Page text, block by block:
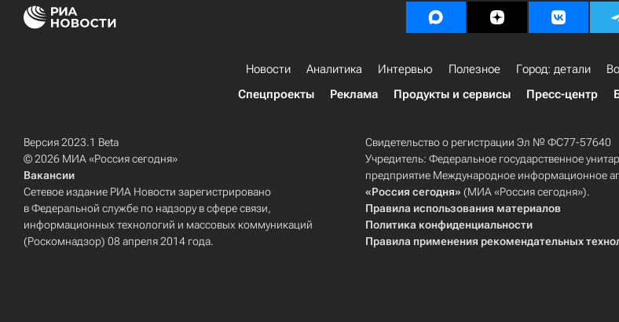
Новости Аналитика Интервью Полезное Город: детали
Спецпроекты
Реклама Продукты и сервисы Пресс-центр
Версия 2023.1 Beta
© 2026 МИА «Россия сегодня»
Вакансии
Сетевое издание РИА Новости зарегистрировано
в Федеральной службе по надзору в сфере связи,
информационных технологий и массовых коммуникаций
(Роскомнадзор) 08 апреля 2014 года.
Свидетельство о регистрации Эл № ФС77-57640
Учредитель: Федеральное государственное
предприятие Международное информационное
«Россия сегодня» (МИА «Россия сегодня»).
Правила использования материалов
Политика конфиденциальности
Правила применения рекомендательных